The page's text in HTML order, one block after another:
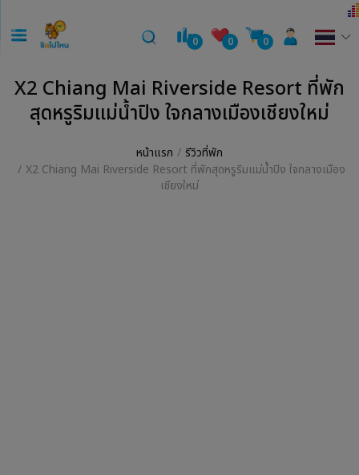
0 0 0
X2 Chiang Mai Riverside Resort ที่พัก
สุดหรูริมแม่น้ำปิง ใจกลางเมืองเชียงใหม่
หน้าแรก
รีวิวที่พัก
X2 Chiang Mai Riverside Resort ที่พักสุดหรูริมแม่น้ำปิง ใจกลางเมือง
เชียงใหม่